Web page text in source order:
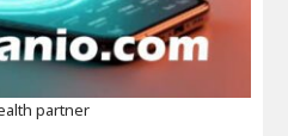
partner